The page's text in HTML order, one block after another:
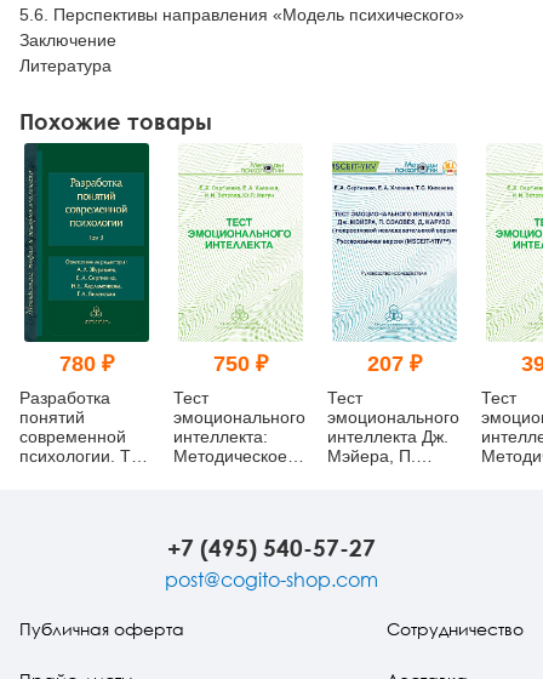
5.6. Перспективы направления «Модель психического»
Заключение
Литература
Похожие товары
780 ₽
Разработка
понятий
современной
психологии. Том
750 ₽
Тест
эмоционального
интеллекта:
Методическое
207 ₽
Тест
эмоционального
интеллекта Дж.
Мэйера, П.
версии:
Русскоязычная
версия
YRV™):
исследователя
Тест
+7 (495) 540-57-27
post@cogito-shop.com
Публичная оферта Сотрудничество